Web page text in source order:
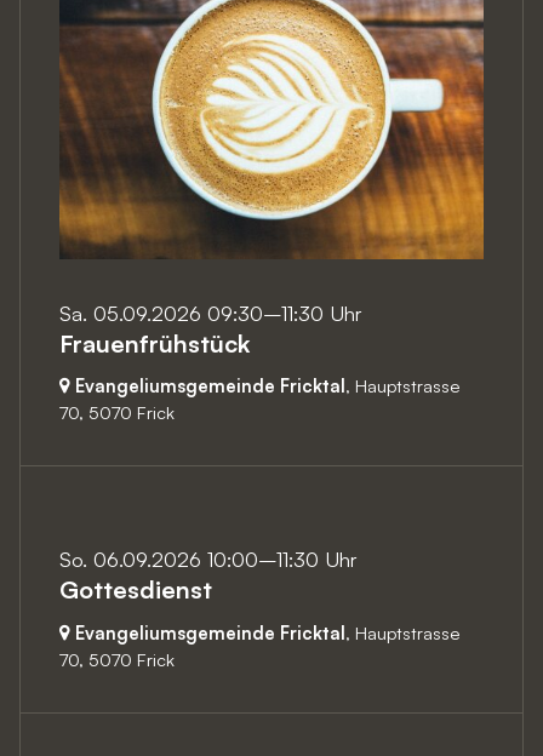
Sa. 05.09.2026 09:30–11:30 Uhr
Frauenfrühstück
Evangeliumsgemeinde Fricktal , Hauptstrasse
70, 5070 Frick
So. 06.09.2026 10:00–11:30 Uhr
Gottesdienst
Evangeliumsgemeinde Fricktal, Hauptstrasse
70, 5070 Frick